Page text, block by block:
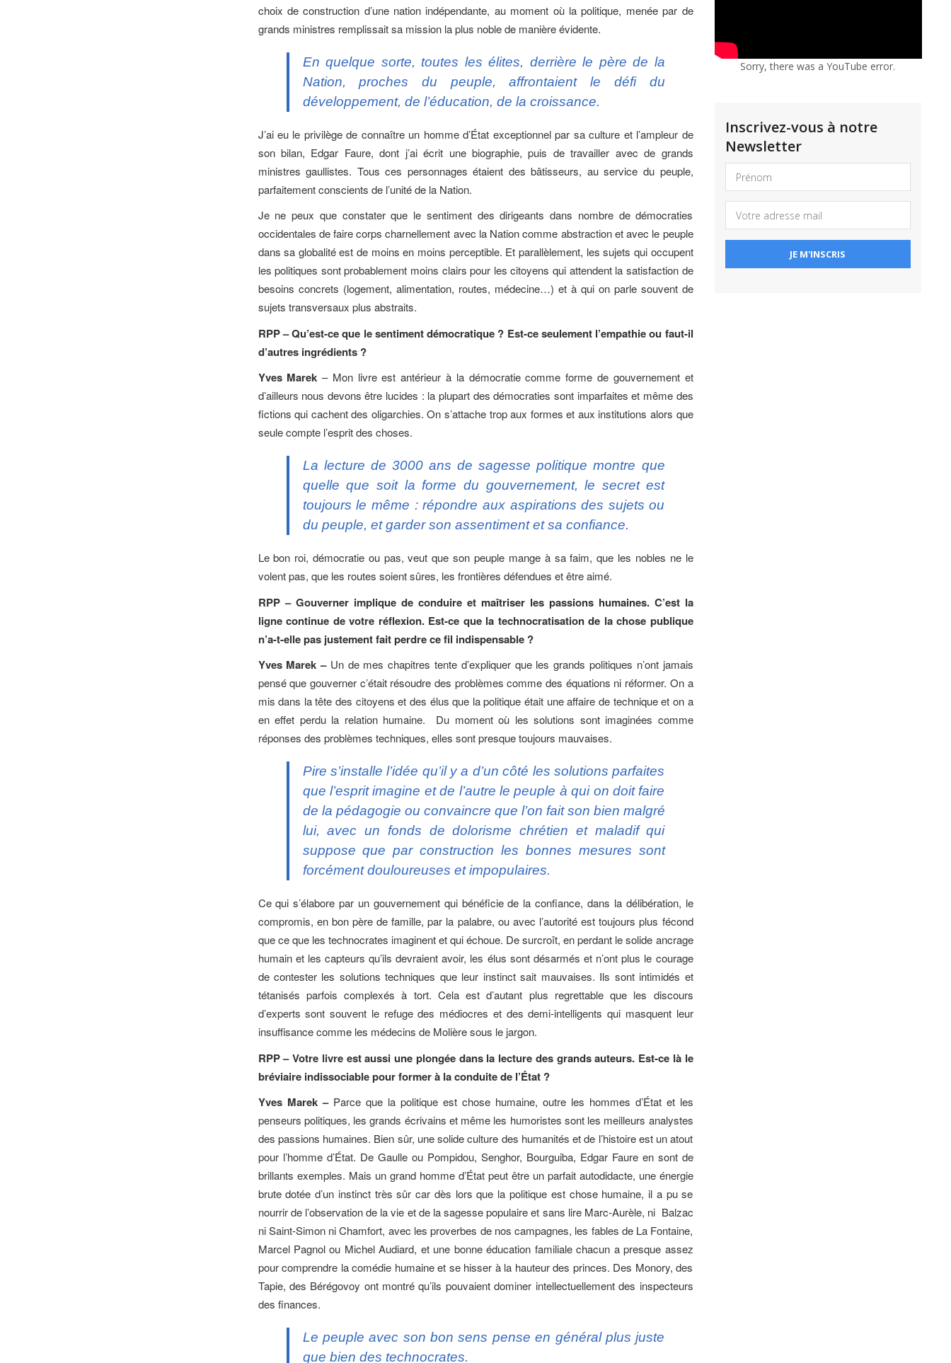
choix de construction d’une nation indépendante, au moment où la politique, menée par de
grands ministres remplissait sa mission la plus noble de manière évidente.
En quelque sorte, toutes les élites, derrière le père de la
Nation, proches du peuple, affrontaient le défi du
développement, de l’éducation, de la croissance.
J’ai eu le privilège de connaître un homme d’État exceptionnel par sa culture et l’ampleur de
son bilan, Edgar Faure, dont j’ai écrit une biographie, puis de travailler avec de grands
ministres gaullistes. Tous ces personnages étaient des bâtisseurs, au service du peuple,
parfaitement conscients de l’unité de la Nation.
Je ne peux que constater que le sentiment des dirigeants dans nombre de démocraties
occidentales de faire corps charnellement avec la Nation comme abstraction et avec le peuple
dans sa globalité est de moins en moins perceptible. Et parallèlement, les sujets qui occupent
les politiques sont probablement moins clairs pour les citoyens qui attendent la satisfaction de
besoins concrets (logement, alimentation, routes, médecine…) et à qui on parle souvent de
sujets transversaux plus abstraits.
RPP – Qu’est-ce que le sentiment démocratique ? Est-ce seulement l’empathie ou faut-il
d’autres ingrédients ?
Yves Marek – Mon livre est antérieur à la démocratie comme forme de gouvernement et
d’ailleurs nous devons être lucides : la plupart des démocraties sont imparfaites et même des
fictions qui cachent des oligarchies. On s’attache trop aux formes et aux institutions alors que
seule compte l’esprit des choses.
La lecture de 3000 ans de sagesse politique montre que
quelle que soit la forme du gouvernement, le secret est
toujours le même : répondre aux aspirations des sujets ou
du peuple, et garder son assentiment et sa confiance.
Le bon roi, démocratie ou pas, veut que son peuple mange à sa faim, que les nobles ne le
volent pas, que les routes soient sûres, les frontières défendues et être aimé.
RPP – Gouverner implique de conduire et maîtriser les passions humaines. C’est la
ligne continue de votre réflexion. Est-ce que la technocratisation de la chose publique
n’a-t-elle pas justement fait perdre ce fil indispensable ?
Yves Marek – Un de mes chapitres tente d’expliquer que les grands politiques n’ont jamais
pensé que gouverner c’était résoudre des problèmes comme des équations ni réformer. On a
mis dans la tête des citoyens et des élus que la politique était une affaire de technique et on a
en effet perdu la relation humaine. Du moment où les solutions sont imaginées comme
réponses des problèmes techniques, elles sont presque toujours mauvaises.
Pire s’installe l’idée qu’il y a d’un côté les solutions parfaites
que l’esprit imagine et de l’autre le peuple à qui on doit faire
de la pédagogie ou convaincre que l’on fait son bien malgré
lui, avec un fonds de dolorisme chrétien et maladif qui
suppose que par construction les bonnes mesures sont
forcément douloureuses et impopulaires.
Ce qui s’élabore par un gouvernement qui bénéficie de la confiance, dans la délibération, le
compromis, en bon père de famille, par la palabre, ou avec l’autorité est toujours plus fécond
que ce que les technocrates imaginent et qui échoue. De surcroît, en perdant le solide ancrage
humain et les capteurs qu’ils devraient avoir, les élus sont désarmés et n’ont plus le courage
de contester les solutions techniques que leur instinct sait mauvaises. Ils sont intimidés et
tétanisés parfois complexés à tort. Cela est d’autant plus regrettable que les discours
d’experts sont souvent le refuge des médiocres et des demi-intelligents qui masquent leur
insuffisance comme les médecins de Molière sous le jargon.
RPP – Votre livre est aussi une plongée dans la lecture des grands auteurs. Est-ce là le
bréviaire indissociable pour former à la conduite de l’État ?
Yves Marek – Parce que la politique est chose humaine, outre les hommes d’État et les
penseurs politiques, les grands écrivains et même les humoristes sont les meilleurs analystes
des passions humaines. Bien sûr, une solide culture des humanités et de l’histoire est un atout
pour l’homme d’État. De Gaulle ou Pompidou, Senghor, Bourguiba, Edgar Faure en sont de
brillants exemples. Mais un grand homme d’État peut être un parfait autodidacte, une énergie
brute dotée d’un instinct très sûr car dès lors que la politique est chose humaine, il a pu se
nourrir de l’observation de la vie et de la sagesse populaire et sans lire Marc-Aurèle, ni Balzac
ni Saint-Simon ni Chamfort, avec les proverbes de nos campagnes, les fables de La Fontaine,
Marcel Pagnol ou Michel Audiard, et une bonne éducation familiale chacun a presque assez
pour comprendre la comédie humaine et se hisser à la hauteur des princes. Des Monory, des
Tapie, des Bérégovoy ont montré qu’ils pouvaient dominer intellectuellement des inspecteurs
des finances.
Le peuple avec son bon sens pense en général plus juste
que bien des technocrates.
Sorry, there was a YouTube error.
Inscrivez-vous à notre
Newsletter